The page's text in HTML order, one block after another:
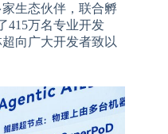
生态伙伴，联合孵
415万名专业开发
向广大开发者致以